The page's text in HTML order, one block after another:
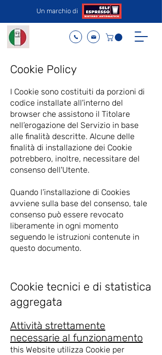
Un marchio di
Cookie Policy
I Cookie sono costituiti da porzioni di
codice installate all'interno del
browser che assistono il Titolare
nell’erogazione del Servizio in base
alle finalità descritte. Alcune delle
finalità di installazione dei Cookie
potrebbero, inoltre, necessitare del
consenso dell'Utente.
Quando l’installazione di Cookies
avviene sulla base del consenso, tale
consenso può essere revocato
liberamente in ogni momento
seguendo le istruzioni contenute in
questo documento.
Cookie tecnici e di statistica
aggregata
Attività strettamente
necessarie al funzionamento
this Website utilizza Cookie per